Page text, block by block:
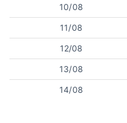
10/08
11/08
12/08
13/08
14/08